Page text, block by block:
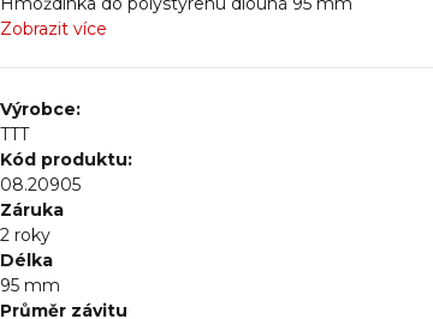
Zobrazit více
Výrobce:
TTT
Kód produktu:
08.20905
Záruka
2 roky
Délka
95 mm
Průměr závitu